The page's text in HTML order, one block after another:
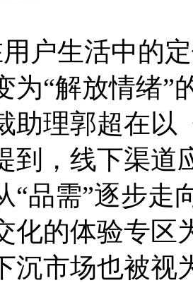
户生活中的
为“解放情绪”
助理郭超在以
到，线下渠道
“品需”逐步
化的体验专区
沉市场也被视